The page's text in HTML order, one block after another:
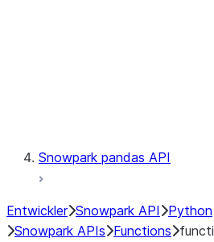
Snowpark pandas API
Entwickler Snowpark API Python
Snowpark APIs Functions